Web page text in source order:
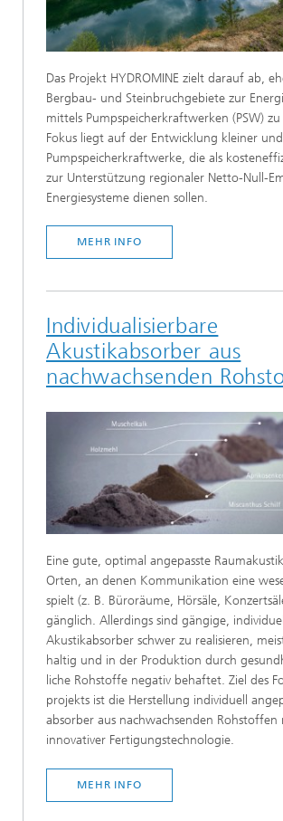
Das Projekt HYDROMINE zielt darauf ab,
Bergbau- und Steinbruchgebiete zur
mittels Pumpspeicherkraftwerken (PSW)
Fokus liegt auf der Entwicklung kleiner
Pumpspeicherkraftwerke, die als
zur Unterstützung regionaler Netto-Null-
Energiesysteme dienen sollen.
MEHR INFO
Individualisierbare
Akustikabsorber aus
nachwachsenden
Eine gute, optimal ange­passte
Orten, an denen Kommuni­kation eine
spielt (z. B. Büro­räume, Hörsäle,
gänglich. Aller­dings sind gängige,
Akustik­absorber schwer zu reali­sieren,
haltig und in der Produktion durch
liche Roh­stoffe negativ behaftet. Ziel des
projekts ist die Herstellung indivi­duell
absorber aus nach­wachsenden Rohstoffen
innova­tiver Fertigungs­technologie.
MEHR INFO